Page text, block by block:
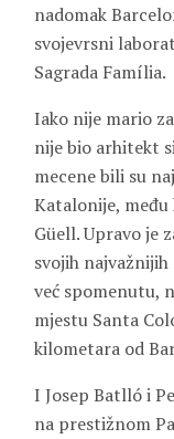
nadomak
svojevrsni
Sagrada Família.
Iako nije mario
nije bio arhitekt
mecene bili su
Katalonije, među
Güell. Upravo je
svojih
već spomenutu,
mjestu Santa
kilometara od
I Josep Batlló i
na prestižnom